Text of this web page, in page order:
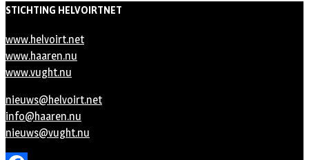
STICHTING HELVOIRTNET
www.helvoirt.net
www.haaren.nu
www.vught.nu
nieuws@helvoirt.net
info@haaren.nu
nieuws@vught.nu